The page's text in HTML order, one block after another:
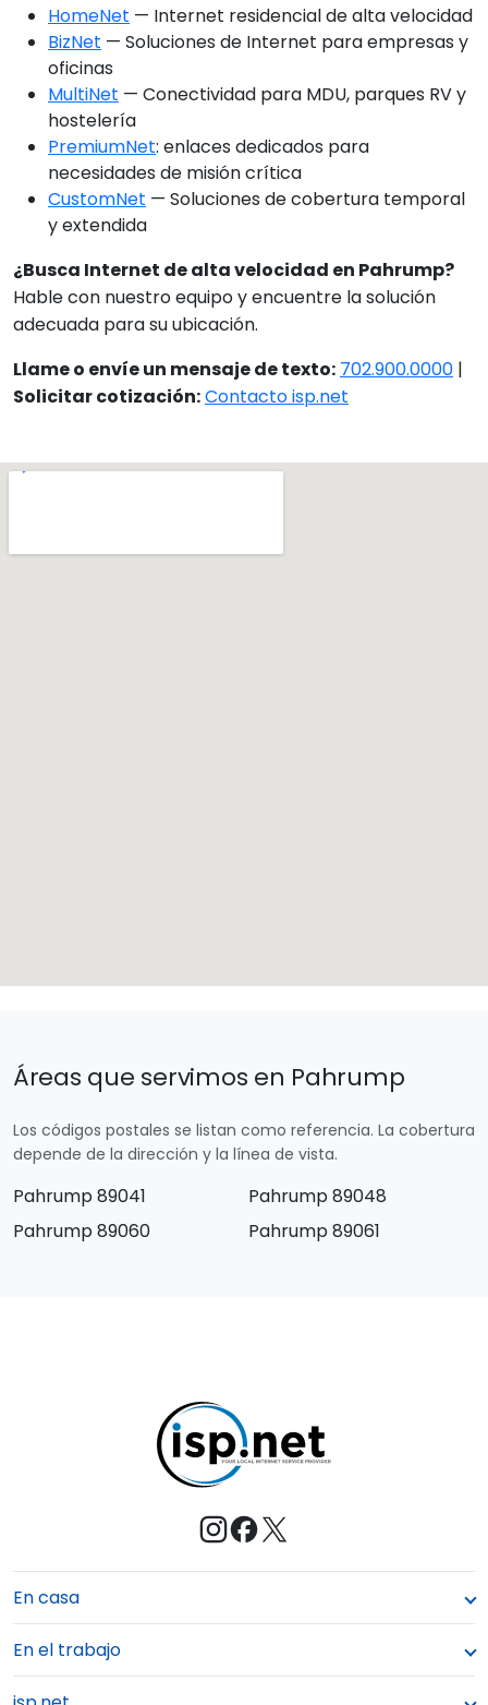
HomeNet — Internet residencial de alta velocidad
BizNet — Soluciones de Internet para empresas y
oficinas
MultiNet — Conectividad para MDU, parques RV y
hostelería
PremiumNet: enlaces dedicados para
necesidades de misión crítica
CustomNet — Soluciones de cobertura temporal
y extendida
¿Busca Internet de alta velocidad en Pahrump?
Hable con nuestro equipo y encuentre la solución
adecuada para su ubicación.
Llame o envíe un mensaje de texto: 702.900.0000 |
Solicitar cotización:Contacto isp.net
Áreas que servimos en Pahrump
Los códigos postales se listan como referencia. La cobertura
depende de la dirección y la línea de vista.
Pahrump 89041
Pahrump 89048
Pahrump 89060
Pahrump 89061
En casa
En el trabajo